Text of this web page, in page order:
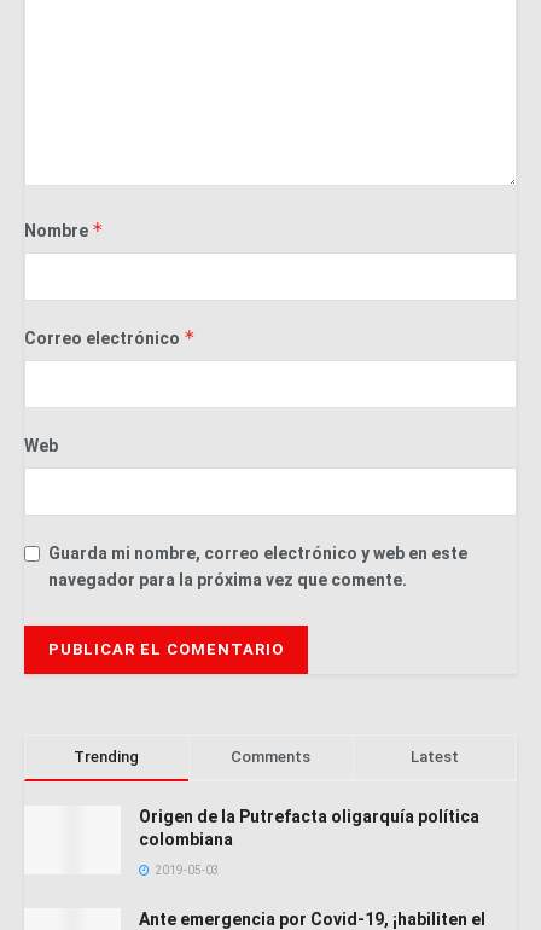
Nombre *
Correo electrónico *
Web
Guarda mi nombre, correo electrónico y web en este
navegador para la próxima vez que comente.
Trending Comments Latest
Origen de la Putrefacta oligarquía política
colombiana
2019-05-03
Ante emergencia por Covid-19, ¡habiliten el